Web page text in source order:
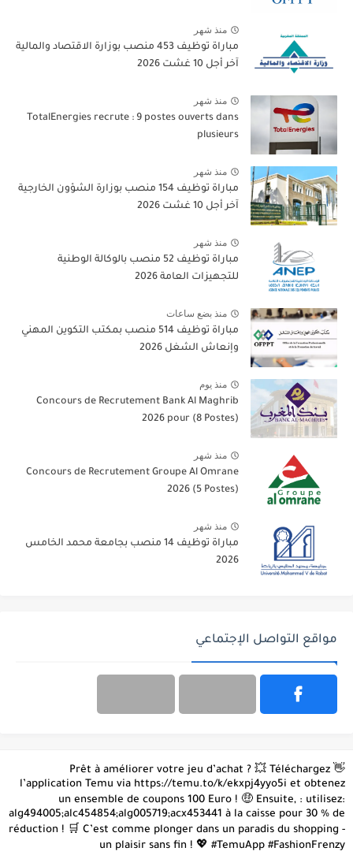
منذ شهر
مباراة توظيف 453 منصب بوزارة الاقتصاد والمالية
آخر أجل 10 غشت 2026
منذ شهر
TotalEnergies recrute : 9 postes ouverts dans
plusieurs
منذ شهر
مباراة توظيف 154 منصب بوزارة الشؤون الخارجية
آخر أجل 10 غشت 2026
منذ شهر
مباراة توظيف 52 منصب بالوكالة الوطنية
للتجهيزات العامة 2026
منذ بضع ساعات
مباراة توظيف 514 منصب بمكتب التكوين المهني
وإنعاش الشغل 2026
منذ يوم
Concours de Recrutement Bank Al Maghrib
2026 pour (8 Postes)
منذ شهر
Concours de Recrutement Groupe Al Omrane
2026 (5 Postes)
منذ شهر
مباراة توظيف 14 منصب بجامعة محمد الخامس
2026
مواقع التواصل الإجتماعي
👋 Prêt à améliorer votre jeu d’achat ? 💥 Téléchargez
l’application Temu via https://temu.to/k/ekxpj4yyo5i et obtenez
un ensemble de coupons 100 Euro ! 🤑 Ensuite, : utilisez:
alg494005;alc454854;alg005719;acx453441 à la caisse pour 30 % de
réduction ! 🛒 C’est comme plonger dans un paradis du shopping -
un plaisir sans fin ! 💖 #TemuApp #FashionFrenzy